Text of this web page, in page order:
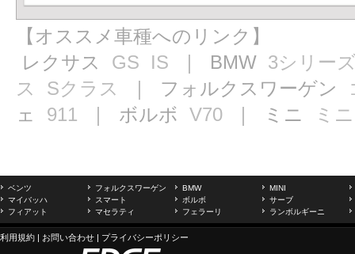
【オススメ車種へのリンク】
レクサス GS IS ｜ BMW 3シリー
ス
Sクラス ｜ フォルクスワーゲン
ェ 911 ｜ ボルボ V70 ｜ ミニ ミニ
ベンツ フォルクスワーゲン BMW
MINI
マイバッハ
スマート ボルボ
サーブ
フィアット
マセラティ フェラーリ ランボルギーニ
利用規約 | お問い合わせ | プライバシーポリシー